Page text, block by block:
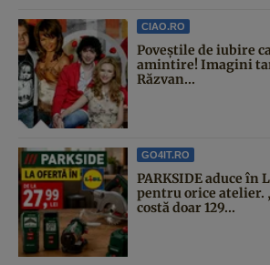
CIAO.RO
Poveştile de iubire
amintire! Imagini
Răzvan...
GO4IT.RO
PARKSIDE aduce în
pentru orice atelier.
costă doar 129...